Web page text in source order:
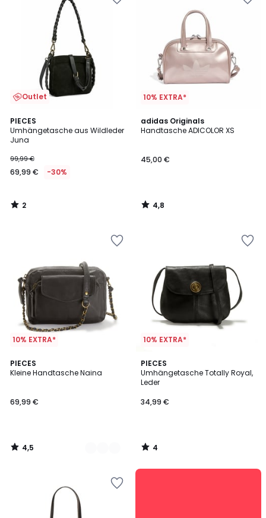
Outlet
PIECES
Umhängetasche aus Wildleder
Juna
99,99 €
69,99 € -30%
2
/
5
2
/
10% EXTRA*
adidas Originals
Handtasche ADICOLOR XS
45,00 €
4,8
/ 5
4,8
/
10% EXTRA*
PIECES
Kleine Handtasche Naina
69,99 €
4,5
/ 5
3
Farben
4,5
/
10% EXTRA*
PIECES
Umhängetasche Totally Royal,
Leder
34,99 €
4
/
5
4
/
Unsere